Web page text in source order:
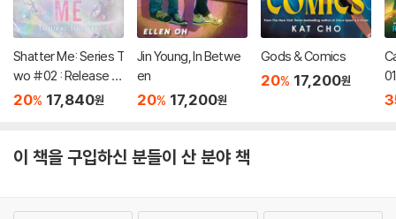
Shatter Me: Series T
wo #02 : Release M
e
20% 17,840원
Jin Young, In Betwe
en
20% 17,200원
Gods & Comics
20% 17,200원
이 책을 구입하신 분들이 산 분야 책